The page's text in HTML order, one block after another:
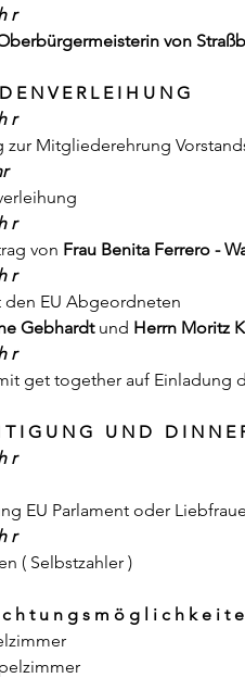
r
von
E N V E R L E I H U N G
r
zur Mitgliederehrung
r
von Frau Benita Ferrero -
r
EU Abgeordneten
Gebhardt und Herrn Moritz
r
get together auf Einladung
T I G U N G U N D D I N N E
r
EU Parlament oder
r
( Selbstzahler )
h t u n g s m ö g l i c h k e i t